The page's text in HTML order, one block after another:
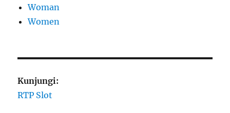
Woman
Women
Kunjungi:
RTP Slot